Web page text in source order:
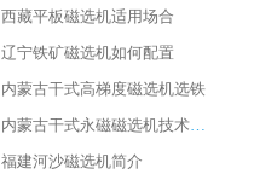
西藏平板磁选机适用场合
辽宁铁矿磁选机如何配置
内蒙古干式高梯度磁选机选铁
内蒙古干式永磁磁选机技术要求
福建河沙磁选机简介